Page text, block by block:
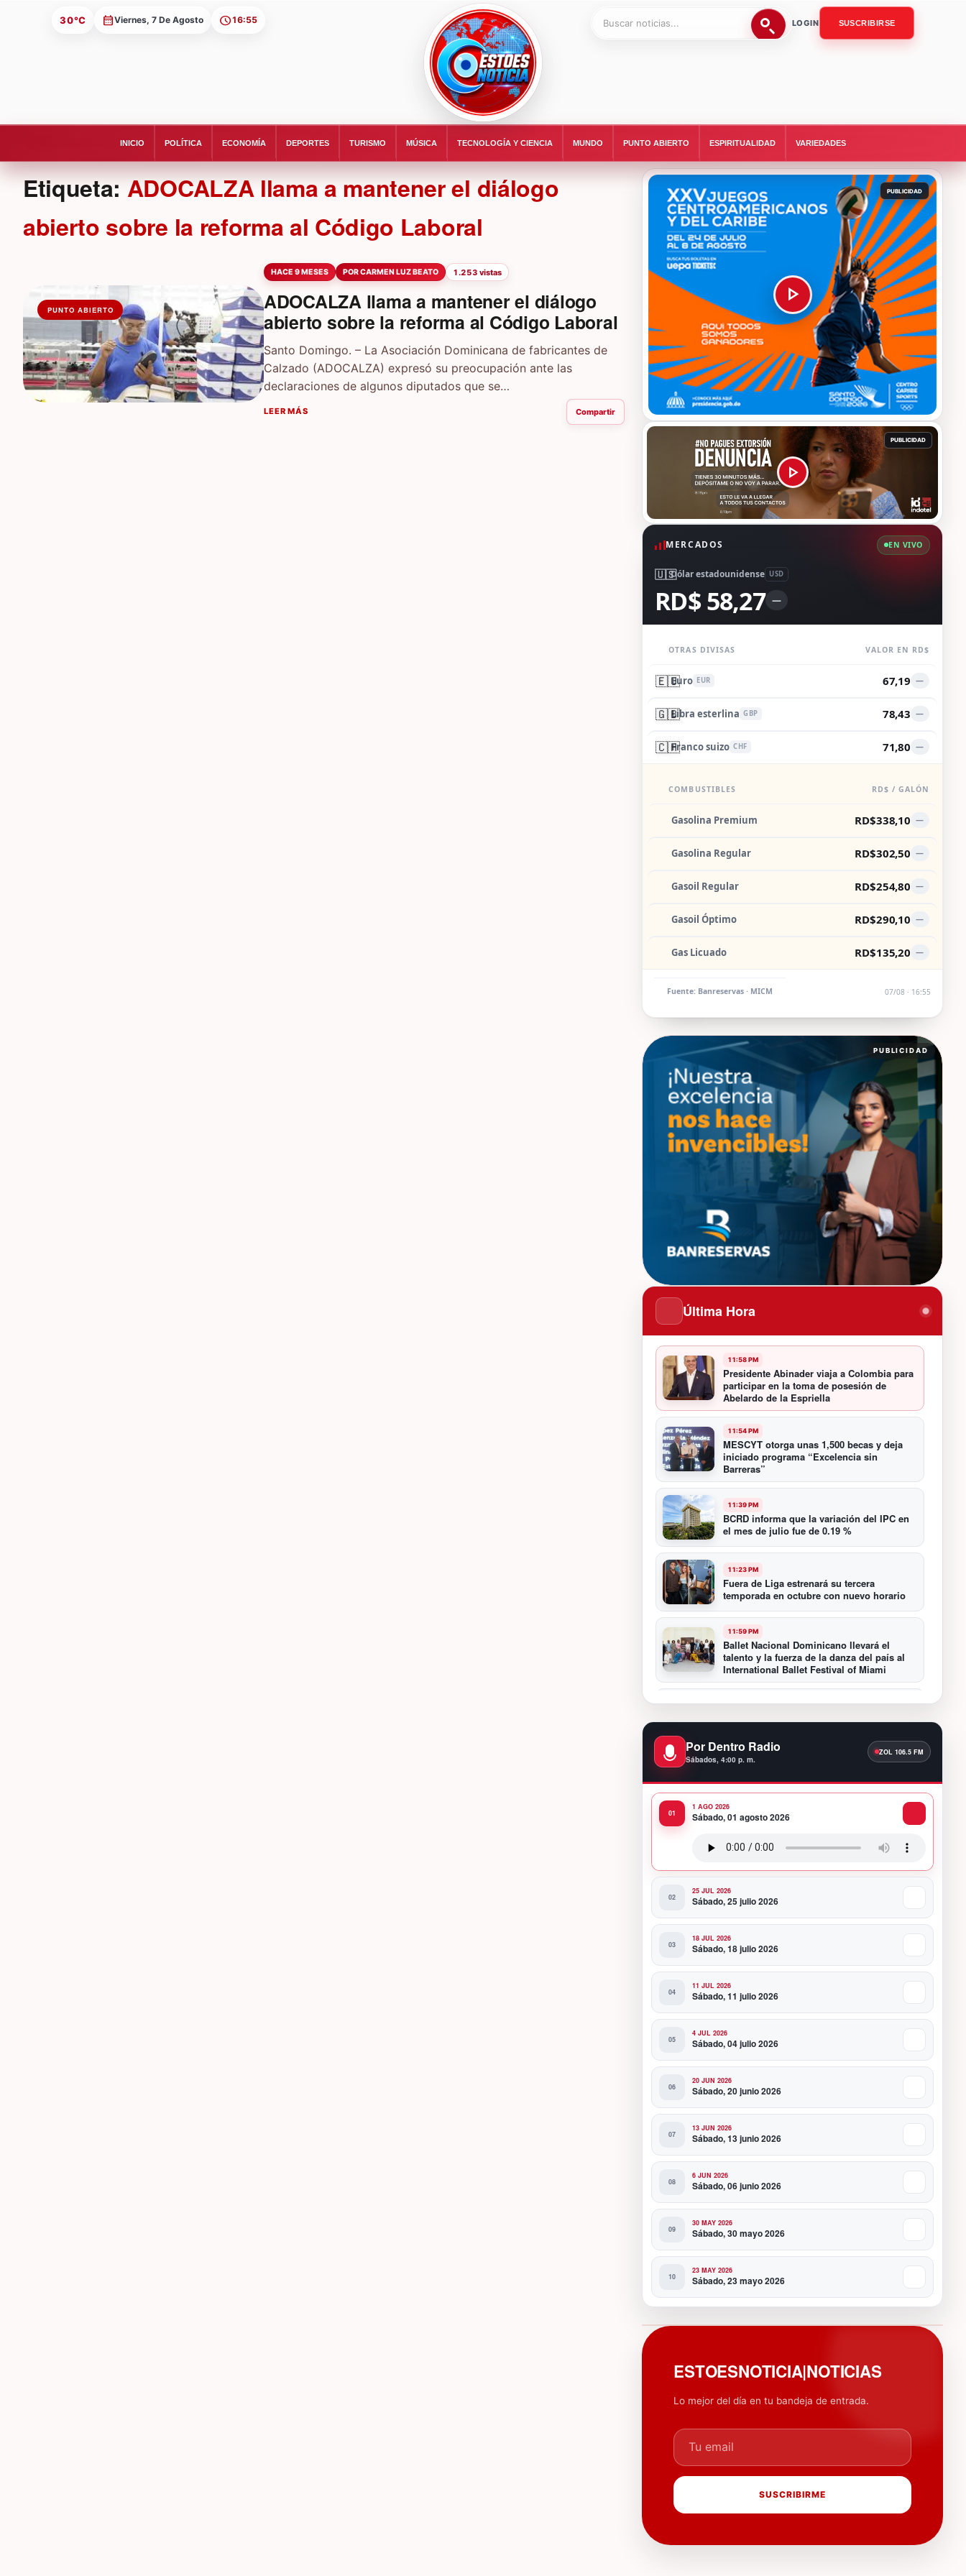
30°C Viernes, 7 De Agosto 16:55
ESTOESNOTICIA|NOTICIAS
Buscar: LOGIN SUSCRIBIRSE
INICIO POLÍTICA ECONOMÍA DEPORTES TURISMO MÚSICA TECNOLOGÍA Y CIENCIA MUNDO PUNTO ABIERTO ESPIRITUALIDAD VARIEDADES
Etiqueta:ADOCALZA llama a mantener el diálogo
abierto sobre la reforma al Código Laboral
PUNTO ABIERTO
HACE 9 MESES POR CARMEN LUZ BEATO 1.253 vistas
ADOCALZA llama a mantener el diálogo
abierto sobre la reforma al Código Laboral
Santo Domingo. – La Asociación Dominicana de fabricantes de
Calzado (ADOCALZA) expresó su preocupación ante las
declaraciones de algunos diputados que se…
LEER MÁS Compartir
MERCADOS EN VIVO
🇺🇸Dólar estadounidense USD
RD$ 58,27 —
OTRAS DIVISAS VALOR EN RD$
🇪🇺Euro EUR 67,19 —
🇬🇧Libra esterlina GBP 78,43 —
🇨🇭Franco suizo CHF 71,80 —
COMBUSTIBLES RD$ / GALÓN
Gasolina Premium RD$338,10 —
Gasolina Regular RD$302,50 —
Gasoil Regular RD$254,80 —
Gasoil Óptimo RD$290,10 —
Gas Licuado RD$135,20 —
Fuente: Banreservas · MICM 07/08 · 16:55
PUBLICIDAD
Última Hora
11:58 PM
Presidente Abinader viaja a Colombia para
participar en la toma de posesión de
Abelardo de la Espriella
11:54 PM
MESCYT otorga unas 1,500 becas y deja
iniciado programa “Excelencia sin
Barreras”
11:39 PM
BCRD informa que la variación del IPC en
el mes de julio fue de 0.19 %
11:23 PM
Fuera de Liga estrenará su tercera
temporada en octubre con nuevo horario
11:59 PM
Ballet Nacional Dominicano llevará el
talento y la fuerza de la danza del país al
International Ballet Festival of Miami
11:55 PM
Hospiten Santo Domingo destaca el valor
Banreservas recibe nuevamente la máxima
calificación crediticia AAA.do de Moody’s
Local RD con perspectiva Estable
10:51 PM
Producciones Panda Rosa anuncia su
nueva puesta en escena: “PARADISO”
Por Dentro Radio
Sábados, 4:00 p. m.
1 AGO 2026
Sábado, 01 agosto 2026
25 JUL 2026
Sábado, 25 julio 2026
18 JUL 2026
Sábado, 18 julio 2026
11 JUL 2026
Sábado, 11 julio 2026
4 JUL 2026
Sábado, 04 julio 2026
20 JUN 2026
Sábado, 20 junio 2026
13 JUN 2026
Sábado, 13 junio 2026
6 JUN 2026
Sábado, 06 junio 2026
30 MAY 2026
Sábado, 30 mayo 2026
23 MAY 2026
Sábado, 23 mayo 2026
ESTOESNOTICIA|NOTICIAS
Lo mejor del día en tu bandeja de entrada.
Tu email
SUSCRIBIRME